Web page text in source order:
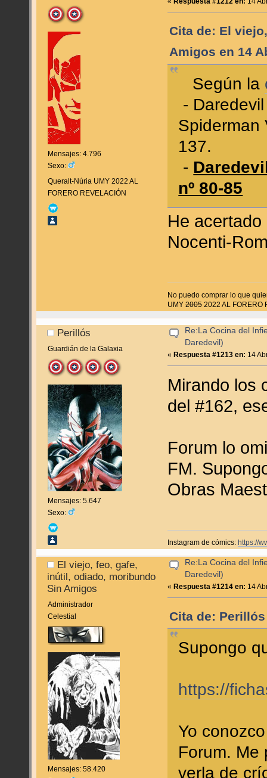
Mensajes: 4.796
Sexo:
Queralt-Núria UMY 2022 AL
FORERO REVELACIÓN
Cita de: El
Amigos en 14
Según la
-
Spiderman
137.
-
nº 80-85
He
Nocenti-
No puedo comprar lo que
UMY20052022 AL FORERO
Perillós
Guardián de la Galaxia
Mensajes: 5.647
Sexo:
Re:La Cocina del
Daredevil)
« Respuesta #1213 en: 14
Mirando los
del #162,
Forum lo
FM.
Obras
Instagram de cómics:https://
El viejo, feo, gafe,
inútil, odiado, moribundo
Sin Amigos
Administrador
Celestial
Mensajes: 58.420
Re:La Cocina del
Daredevil)
«Respuesta #1214 en: 14
Cita de:
Supongo
https://
Yo
Forum. Me
verla de